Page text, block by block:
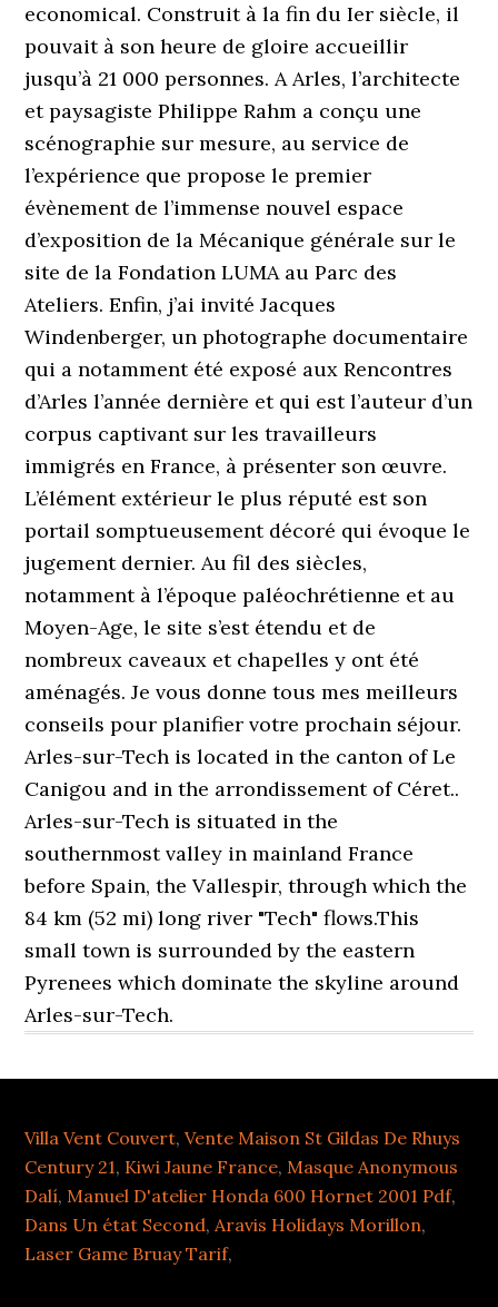
economical. Construit à la fin du Ier siècle, il
pouvait à son heure de gloire accueillir
jusqu’à 21 000 personnes. A Arles, l’architecte
et paysagiste Philippe Rahm a conçu une
scénographie sur mesure, au service de
l’expérience que propose le premier
évènement de l’immense nouvel espace
d’exposition de la Mécanique générale sur le
site de la Fondation LUMA au Parc des
Ateliers. Enfin, j’ai invité Jacques
Windenberger, un photographe documentaire
qui a notamment été exposé aux Rencontres
d’Arles l’année dernière et qui est l’auteur d’un
corpus captivant sur les travailleurs
immigrés en France, à présenter son œuvre.
L’élément extérieur le plus réputé est son
portail somptueusement décoré qui évoque le
jugement dernier. Au fil des siècles,
notamment à l’époque paléochrétienne et au
Moyen-Age, le site s’est étendu et de
nombreux caveaux et chapelles y ont été
aménagés. Je vous donne tous mes meilleurs
conseils pour planifier votre prochain séjour.
Arles-sur-Tech is located in the canton of Le
Canigou and in the arrondissement of Céret..
Arles-sur-Tech is situated in the
southernmost valley in mainland France
before Spain, the Vallespir, through which the
84 km (52 mi) long river "Tech" flows.This
small town is surrounded by the eastern
Pyrenees which dominate the skyline around
Arles-sur-Tech.
Villa Vent Couvert,Vente Maison St Gildas De Rhuys
Century 21, Kiwi Jaune France,Masque Anonymous
Dalí,Manuel D'atelier Honda 600 Hornet 2001 Pdf,
Dans Un état Second,Aravis Holidays Morillon,
Laser Game Bruay Tarif,